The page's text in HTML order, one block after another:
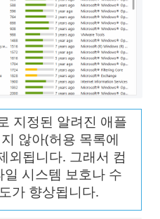
지정된 알려진 애플
않아(허용 목록에
외됩니다. 그래서 컴
시스템 보호나 수
가 향상됩니다.